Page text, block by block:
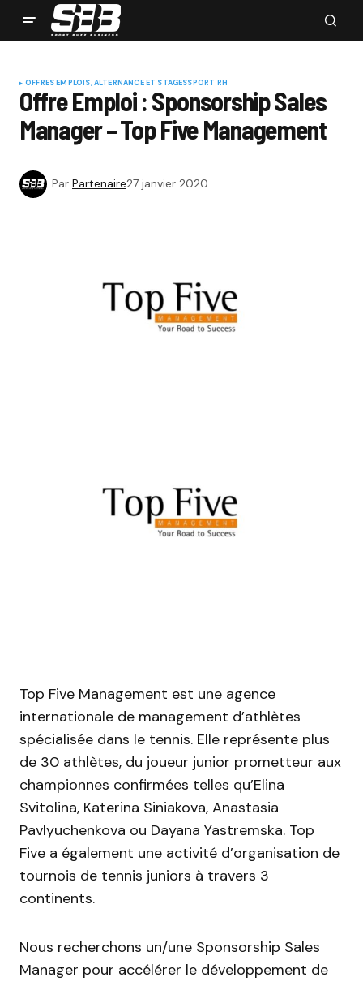
OFFRES EMPLOIS, ALTERNANCE ET STAGESSPORT RH
Offre Emploi : Sponsorship Sales
Manager – Top Five Management
Par Partenaire27 janvier 2020
Top Five Management est une agence
internationale de management d’athlètes
spécialisée dans le tennis. Elle représente plus
de 30 athlètes, du joueur junior prometteur aux
championnes confirmées telles qu’Elina
Svitolina, Katerina Siniakova, Anastasia
Pavlyuchenkova ou Dayana Yastremska. Top
Five a également une activité d’organisation de
tournois de tennis juniors à travers 3
continents.
Nous recherchons un/une Sponsorship Sales
Manager pour accélérer le développement de